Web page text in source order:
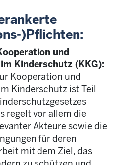
)Pflichten:
und
Kinderschutz (KKG):
Kooperation und
Kinderschutz ist Teil
regelt vor allem die
Akteure sowie die
für deren
mit dem Ziel, das